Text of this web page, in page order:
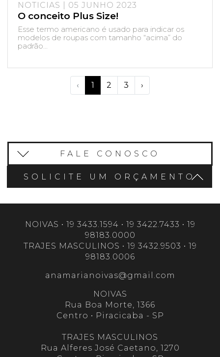
NOTICIAS | 05 JUNHO 2023
O conceito Plus Size!
Esse termo americano é usado para indicar os
modelos de roupas com tamanho “acima” do
padrão...
‹ 1 2 3 ›
FALE CONOSCO
SOLICITE UM ORÇAMENTO
NOIVAS • 19 3433.1594 • 19 3422.7433 • 19
98183.0000
TRAJES MASCULINOS • 19 3432.9503 • 19
98183.0006
anamarianoivas@gmail.com
NOIVAS
Rua Boa Morte, 1366
Centro • Piracicaba - SP
TRAJES MASCULINOS
Rua Alferes José Caetano, 1270